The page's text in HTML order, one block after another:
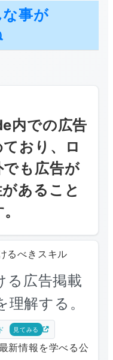
事が
内での広告
おり、ロ
も広告が
あること
るべきスキル
る広告掲載
解する。
見てみる
新情報を学べる公